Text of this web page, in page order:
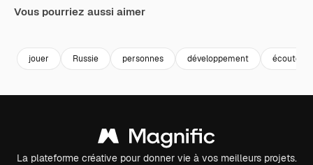
Vous pourriez aussi aimer
jouer Russie personnes développement écoute
La plateforme créative pour donner vie à vos meilleurs projets.